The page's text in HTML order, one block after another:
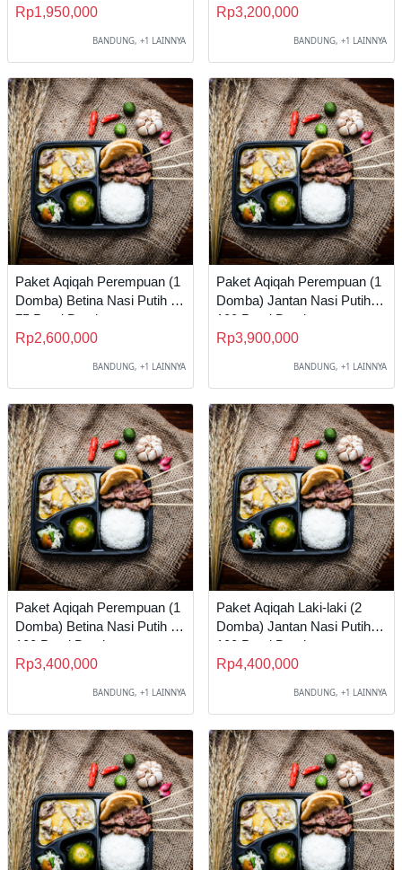
Rp1,950,000
BANDUNG, +1 LAINNYA
Rp3,200,000
BANDUNG, +1 LAINNYA
Paket Aqiqah Perempuan (1
Domba) Betina Nasi Putih B
75 Porsi Bandung
Rp2,600,000
BANDUNG, +1 LAINNYA
Paket Aqiqah Perempuan (1
Domba) Jantan Nasi Putih C
100 Porsi Bandung
Rp3,900,000
BANDUNG, +1 LAINNYA
Paket Aqiqah Perempuan (1
Domba) Betina Nasi Putih C
100 Porsi Bandung
Rp3,400,000
BANDUNG, +1 LAINNYA
Paket Aqiqah Laki-laki (2
Domba) Jantan Nasi Putih A
100 Porsi Bandung
Rp4,400,000
BANDUNG, +1 LAINNYA